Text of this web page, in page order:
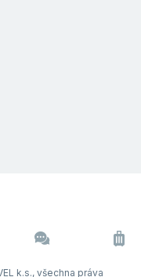
k.s., všechna práva